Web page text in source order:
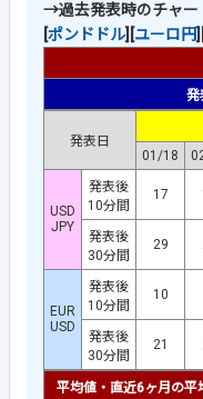
→過去発表時のチャー
[ポンドドル][ユーロ円
発
発表日
01/18
USD
JPY
発表後
10分間
17
発表後
30分間
29
EUR
USD
発表後
10分間
10
発表後
30分間
21
平均値・直近6ヶ月の